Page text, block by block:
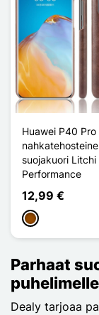
Huawei P40 Pro
suojakuori Litchi
Performance
12,99 €
Ruskea
Parhaat
Dealy tarjoaa